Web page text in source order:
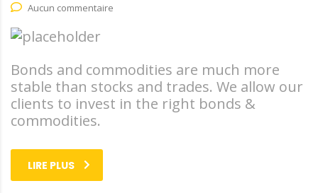
Aucun commentaire
Bonds and commodities are much more
stable than stocks and trades. We allow our
clients to invest in the right bonds &
commodities.
LIRE PLUS